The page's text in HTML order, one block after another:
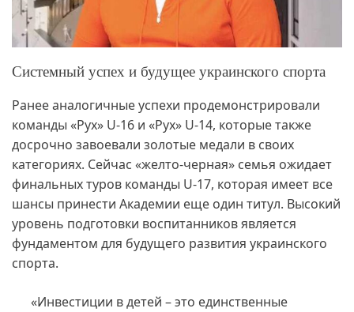
Системный успех и будущее украинского спорта
Ранее аналогичные успехи продемонстрировали
команды «Рух» U-16 и «Рух» U-14, которые также
досрочно завоевали золотые медали в своих
категориях. Сейчас «желто-черная» семья ожидает
финальных туров команды U-17, которая имеет все
шансы принести Академии еще один титул. Высокий
уровень подготовки воспитанников является
фундаментом для будущего развития украинского
спорта.
«Инвестиции в детей – это единственные